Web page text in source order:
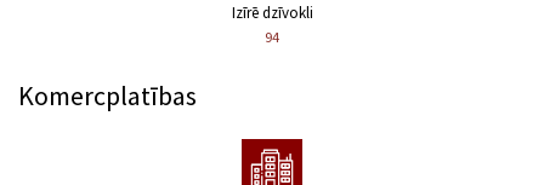
Izīrē dzīvokli
94
Komercplatības